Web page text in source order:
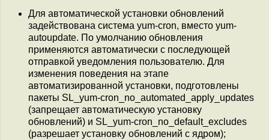
Для автоматической установки обновлений
задействована система yum-cron, вместо yum-
autoupdate. По умолчанию обновления
применяются автоматически с последующей
отправкой уведомления пользователю. Для
изменения поведения на этапе
автоматизированной установки, подготовлены
пакеты SL_yum-cron_no_automated_apply_updates
(запрещает автоматическую установку
обновлений) и SL_yum-cron_no_default_excludes
(разрешает установку обновлений с ядром);